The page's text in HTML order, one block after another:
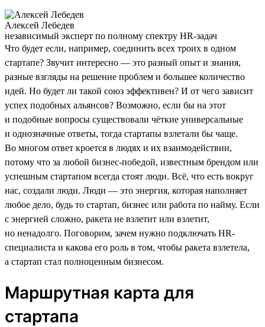
Алексей Лебедев
независимый эксперт по полному спектру HR-задач
Что будет если, например, соединить всех троих в одном
стартапе? Звучит интересно — это разный опыт и знания,
разные взгляды на решение проблем и большее количество
идей. Но будет ли такой союз эффективен? И от чего зависит
успех подобных альянсов? Возможно, если бы на этот
и подобные вопросы существовали чёткие универсальные
и однозначные ответы, тогда стартапы взлетали бы чаще.
Во многом ответ кроется в людях и их взаимодействии,
потому что за любой бизнес-победой, известным брендом или
успешным стартапом всегда стоят люди. Всё, что есть вокруг
нас, создали люди. Люди — это энергия, которая наполняет
любое дело, будь то стартап, бизнес или работа по найму. Если
с энергией сложно, ракета не взлетит или взлетит,
но ненадолго. Поговорим, зачем нужно подключать HR-
специалиста и какова его роль в том, чтобы ракета взлетела,
а стартап стал полноценным бизнесом.
Маршрутная карта для
стартапа